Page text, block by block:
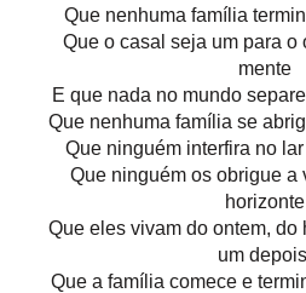
Que nenhuma família
Que o casal seja um para o
mente
E que nada no mundo
Que nenhuma família se
Que ninguém interfira no
Que ninguém os obrigue a
horizonte
Que eles vivam do ontem, do
um
Que a família comece e